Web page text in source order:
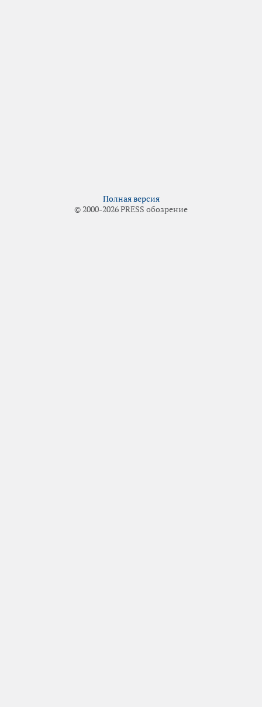
Полная версия
© 2000-2026 PRESS обозрение